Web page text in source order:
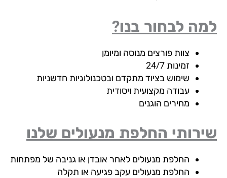
לבחור בנו?
צוות פורצים מנוסה ומיומן
זמינות 24/7
שימוש בציוד מתקדם ובטכנולוגיות חדשניות
עבודה מקצועית ויסודית
מחירים הוגנים
החלפת מנעולים שלנו
החלפת מנעולים לאחר אובדן או גניבה של מפתחות
החלפת מנעולים עקב פגיעה או תקלה